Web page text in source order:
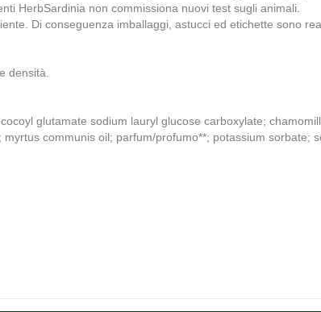
HerbSardinia non commissiona nuovi test sugli animali.
Di conseguenza imballaggi, astucci ed etichette sono
densità.
glutamate sodium lauryl glucose carboxylate;
communis oil; parfum/profumo**; potassium sorbate;